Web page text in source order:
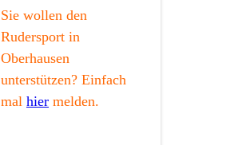
Sie wollen den
Rudersport in
Oberhausen
unterstützen? Einfach
mal hier melden.